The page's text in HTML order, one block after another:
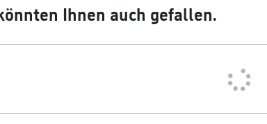
Ihnen auch gefallen.